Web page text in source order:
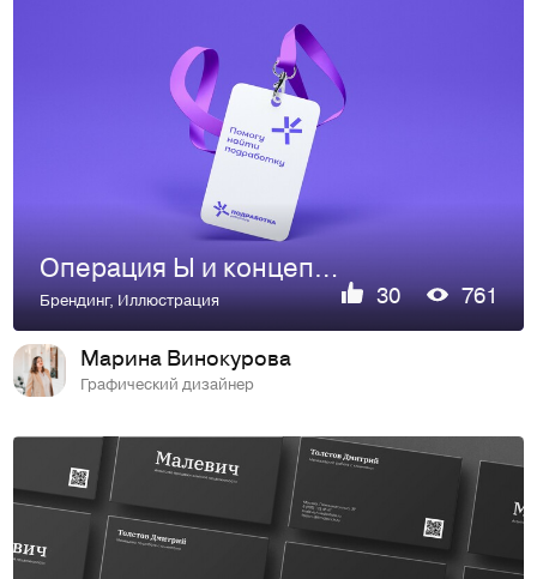
Операция Ы и концепт логотипа для сервиса Подработка
Брендинг,Иллюстрация 30 761
Марина Винокурова
Графический дизайнер